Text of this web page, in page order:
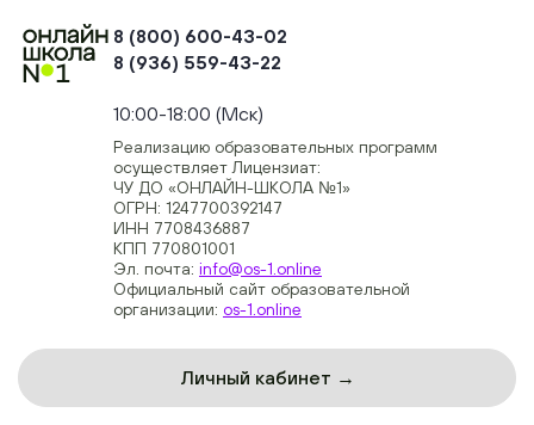
8 (800) 600-43-02
8 (936) 559-43-22
10:00-18:00 (Мск)
Реализацию образовательных программ
осуществляет Лицензиат:
ЧУ ДО «ОНЛАЙН-ШКОЛА №1»
ОГРН: 1247700392147
ИНН 7708436887
КПП 770801001
Эл. почта: info@os-1.online
Официальный сайт образовательной
организации: os-1.online
Личный кабинет →